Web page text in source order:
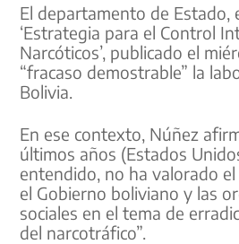
El departamento de Estado,
‘Estrategia para el Control
Narcóticos’, publicado el
“fracaso demostrable” la
Bolivia.
En ese contexto, Núñez
últimos años (Estados
entendido, no ha valorado
el Gobierno boliviano y las
sociales en el tema de
del narcotráfico”.